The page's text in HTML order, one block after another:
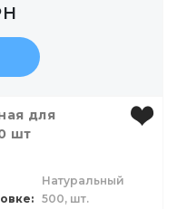
для
шт
Натуральный
500, шт.